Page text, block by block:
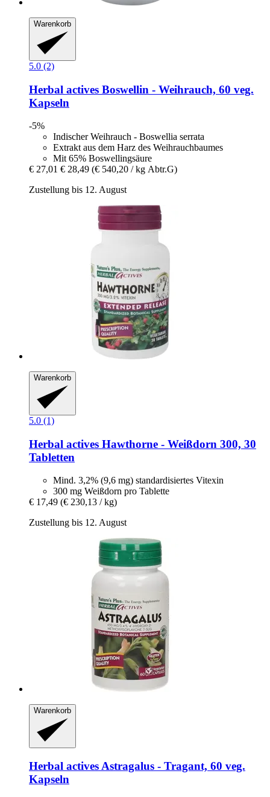
Warenkorb
5.0 (2)
Herbal actives Boswellin -​ Weihrauch, 60 veg.
Kapseln
-5%
Indischer Weihrauch - Boswellia serrata
Extrakt aus dem Harz des Weihrauchbaumes
Mit 65% Boswellingsäure
€ 27,01 € 28,49 (€ 540,20 / kg Abtr.G)
Zustellung bis 12. August
Warenkorb
5.0 (1)
Herbal actives Hawthorne -​ Weißdorn 300, 30
Tabletten
Mind. 3,2% (9,6 mg) standardisiertes Vitexin
300 mg Weißdorn pro Tablette
€ 17,49 (€ 230,13 / kg)
Zustellung bis 12. August
Warenkorb
Herbal actives Astragalus -​ Tragant, 60 veg.
Kapseln